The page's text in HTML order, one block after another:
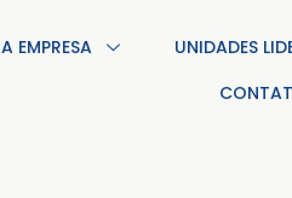
A EMPRESA UNIDADES